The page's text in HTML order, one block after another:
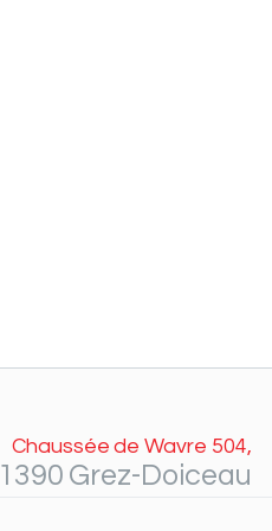
Chaussée de Wavre 504,
1390 Grez-Doiceau